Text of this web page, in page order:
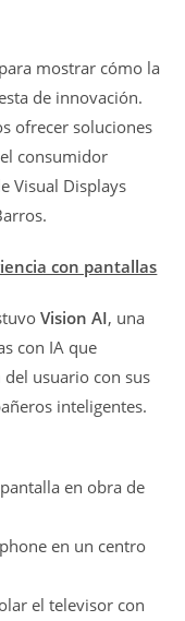
mostrar cómo la
de innovación.
ofrecer soluciones
consumidor
Visual Displays
con pantallas
Vision AI, una
con IA que
usuario con sus
inteligentes.
en obra de
en un centro
el televisor con